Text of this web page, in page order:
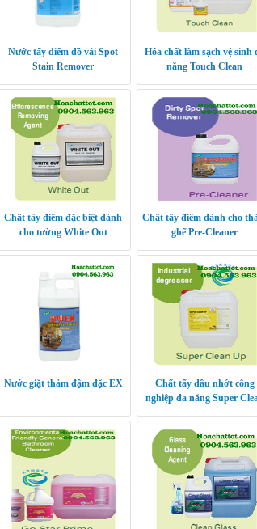
Nước tẩy điểm đồ vải Spot
Stain Remover
Hóa chất làm sạch vệ sinh
năng Touch Clean
Chất tẩy điểm đặc biệt dành
cho tường White Out
Chất tẩy điểm dành cho
ghế Pre-Cleaner
Nước giặt thảm đậm đặc EX
Chất tẩy dầu nhớt công
nghiệp đa năng Super